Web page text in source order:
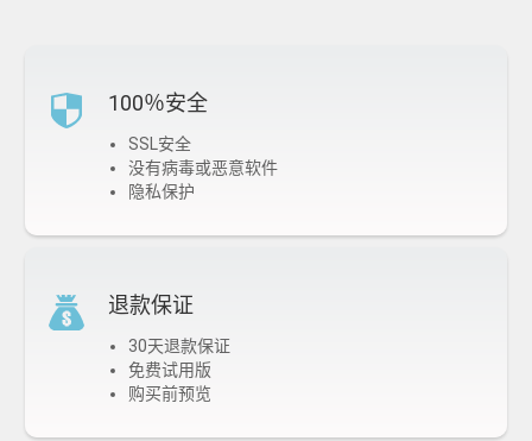
100％安全
SSL安全
没有病毒或恶意软件
隐私保护
退款保证
30天退款保证
免费试用版
购买前预览